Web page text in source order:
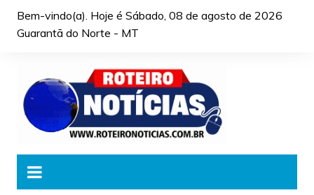
Bem-vindo(a). Hoje é Sábado, 08 de agosto de 2026
Guarantã do Norte - MT